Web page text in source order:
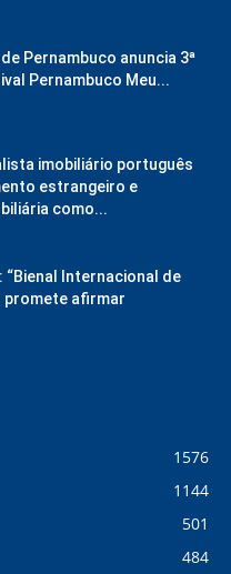
Pernambuco anuncia 3ª
Pernambuco Meu...
imobiliário português
estrangeiro e
como...
“Bienal Internacional de
promete afirmar
1576
1144
501
484